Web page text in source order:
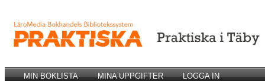
MIN BOKLISTA MINA UPPGIFTER LOGGA IN